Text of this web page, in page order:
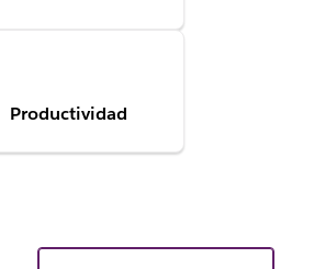
Productividad